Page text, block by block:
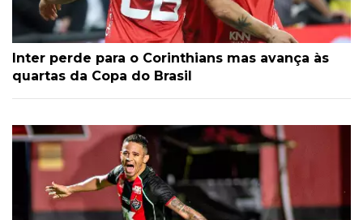
Inter perde para o Corinthians mas avança às
quartas da Copa do Brasil